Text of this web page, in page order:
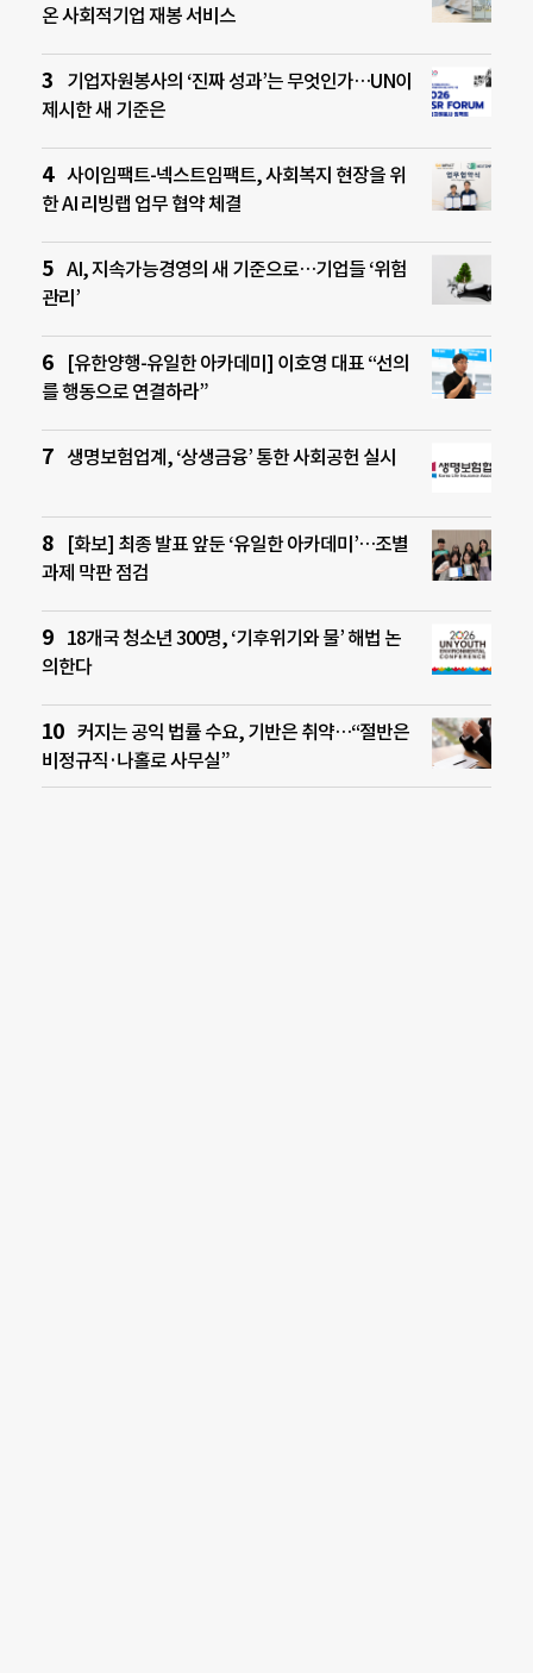
온 사회적기업 재봉 서비스
기업자원봉사의 ‘진짜 성과’는 무엇인가…UN이
제시한 새 기준은
사이임팩트-넥스트임팩트, 사회복지 현장을 위
한 AI 리빙랩 업무 협약 체결
AI, 지속가능경영의 새 기준으로…기업들 ‘위험
관리’
[유한양행-유일한 아카데미] 이호영 대표 “선의
를 행동으로 연결하라”
생명보험업계, ‘상생금융’ 통한 사회공헌 실시
[화보] 최종 발표 앞둔 ‘유일한 아카데미’…조별
과제 막판 점검
18개국 청소년 300명, ‘기후위기와 물’ 해법 논
의한다
커지는 공익 법률 수요, 기반은 취약…“절반은
비정규직·나홀로 사무실”